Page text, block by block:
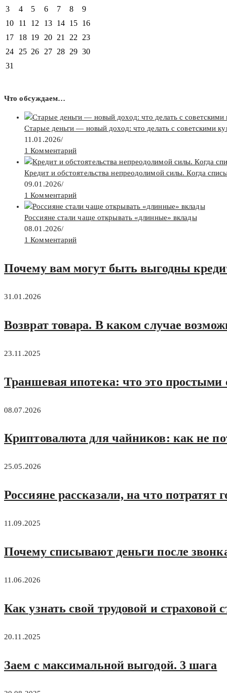
3
4 5 6 7 8
9
10
11 12 13 14 15 16
17
18 19 20 21 22
23
24
25 26 27 28 29 30
31
Что обсуждаем…
Старые деньги — новый доход: что делать с советскими
11.01.2026/
1 Комментарий
Кредит и обстоятельства непреодолимой силы. Когда
09.01.2026/
1 Комментарий
Россияне стали чаще открывать «длинные» вклады
08.01.2026/
1 Комментарий
Почему вам могут быть выгодны
31.01.2026
Возврат товара. В каком случае
23.11.2025
Траншевая ипотека: что это
08.07.2026
Криптовалюта для чайников: как не
25.05.2026
Россияне рассказали, на что потратят
11.09.2025
Почему списывают деньги после
11.06.2026
Как узнать свой трудовой и страховой
20.11.2025
Заем с максимальной выгодой. 3 шага